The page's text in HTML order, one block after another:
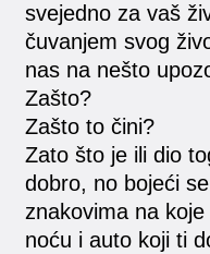
svejedno za vaš
čuvanjem svog
nas na nešto
Zašto?
Zašto to čini?
Zato što je ili dio
dobro, no bojeći
znakovima na
noću i auto koji ti